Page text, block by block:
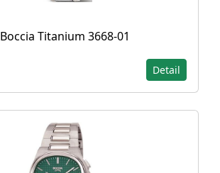
Boccia Titanium 3668-01
Detail